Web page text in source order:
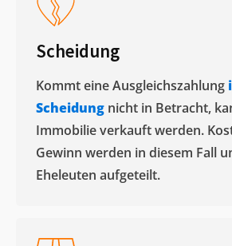
Scheidung
Kommt eine Ausgleichszahlung
Scheidung nicht in Betracht,
Immobilie verkauft werden.
Gewinn werden in diesem Fall
Eheleuten aufgeteilt.​